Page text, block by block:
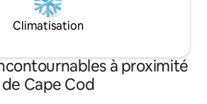
Climatisation
à proximité
de Cape Cod